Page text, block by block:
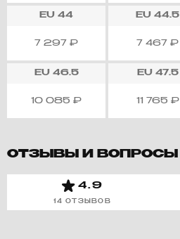
EU 44
7 297 ₽
EU 44.5
7 467 ₽
EU46.5
10 085 ₽
EU47.5
11 765 ₽
ОТЗЫВЫ И ВОПРОСЫ
4.9
14 ОТЗЫВОВ